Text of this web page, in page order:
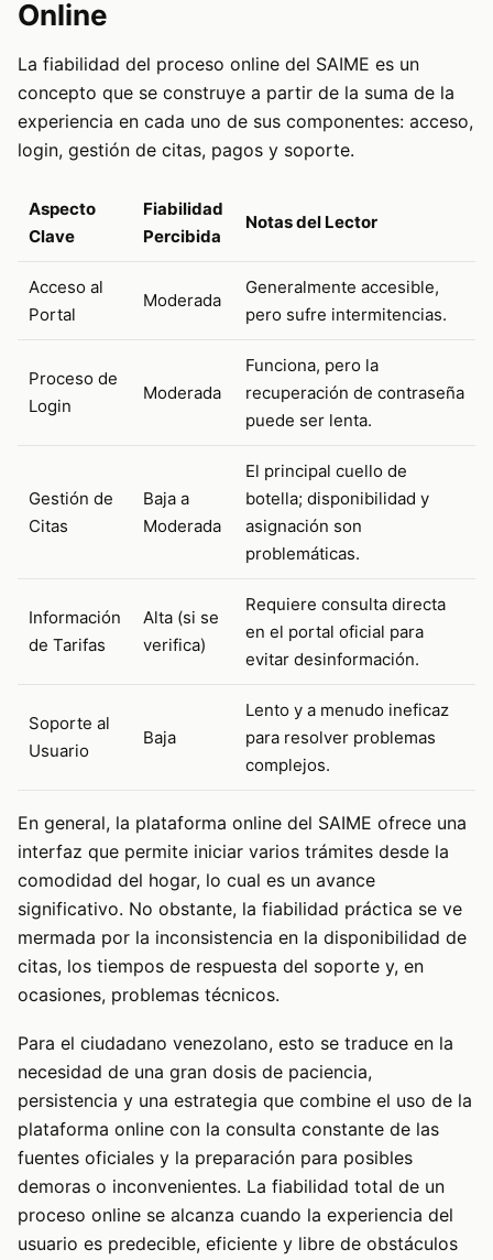
Online
La fiabilidad del proceso online del SAIME es un
concepto que se construye a partir de la suma de la
experiencia en cada uno de sus componentes: acceso,
login, gestión de citas, pagos y soporte.
Aspecto
Clave
Fiabilidad
Percibida
Notas del Lector
Acceso al
Portal
Moderada
Generalmente accesible,
pero sufre intermitencias.
Proceso de
Login
Moderada
Funciona, pero la
recuperación de contraseña
puede ser lenta.
Gestión de
Citas
Baja a
Moderada
El principal cuello de
botella; disponibilidad y
asignación son
problemáticas.
Información
de Tarifas
Alta (si se
verifica)
Requiere consulta directa
en el portal oficial para
evitar desinformación.
Soporte al
Usuario
Baja
Lento y a menudo ineficaz
para resolver problemas
complejos.
En general, la plataforma online del SAIME ofrece una
interfaz que permite iniciar varios trámites desde la
comodidad del hogar, lo cual es un avance
significativo. No obstante, la fiabilidad práctica se ve
mermada por la inconsistencia en la disponibilidad de
citas, los tiempos de respuesta del soporte y, en
ocasiones, problemas técnicos.
Para el ciudadano venezolano, esto se traduce en la
necesidad de una gran dosis de paciencia,
persistencia y una estrategia que combine el uso de la
plataforma online con la consulta constante de las
fuentes oficiales y la preparación para posibles
demoras o inconvenientes. La fiabilidad total de un
proceso online se alcanza cuando la experiencia del
usuario es predecible, eficiente y libre de obstáculos